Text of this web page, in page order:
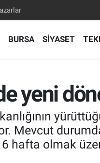
BURSA SİYASET
yeni
Mevcut
hafta olmak